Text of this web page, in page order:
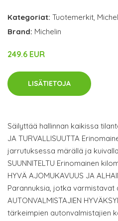
Kategoriat: Tuotemerkit,
Brand: Michelin
249.6 EUR
LISÄTIETOJA
Säilyttää hallinnan kaikissa
JA TURVALLISUUTTA
jarrutuksessa märällä ja
SUUNNITELTU Erinomainen
HYVÄ AJOMUKAVUUS JA
Parannuksia, jotka varmistavat
AUTONVALMISTAJIEN
tärkeimpien autonvalmistajien